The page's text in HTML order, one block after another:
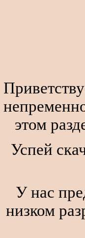
этом
Успей
У нас
низком